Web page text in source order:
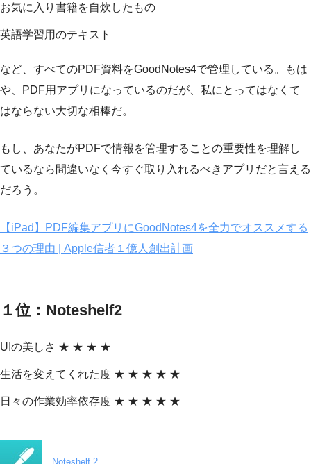
お気に入り書籍を自炊したもの
英語学習用のテキスト
など、すべてのPDF資料をGoodNotes4で管理している。もは
や、PDF用アプリになっているのだが、私にとってはなくて
はならない大切な相棒だ。
もし、あなたがPDFで情報を管理することの重要性を理解し
ているなら間違いなく今すぐ取り入れるべきアプリだと言える
だろう。
【iPad】PDF編集アプリにGoodNotes4を全力でオススメする
３つの理由 | Apple信者１億人創出計画
１位：Noteshelf2
UIの美しさ ★ ★ ★ ★
生活を変えてくれた度 ★ ★ ★ ★ ★
日々の作業効率依存度 ★ ★ ★ ★ ★
Noteshelf 2